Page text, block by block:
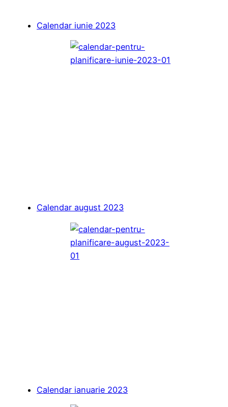
Calendar iunie 2023
Calendar august 2023
Calendar ianuarie 2023